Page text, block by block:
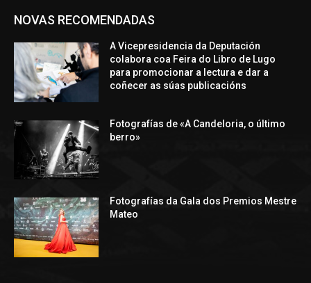
NOVAS RECOMENDADAS
A Vicepresidencia da Deputación
colabora coa Feira do Libro de Lugo
para promocionar a lectura e dar a
coñecer as súas publicacións
Fotografías de «A Candeloria, o último
berro»
Fotografías da Gala dos Premios Mestre
Mateo